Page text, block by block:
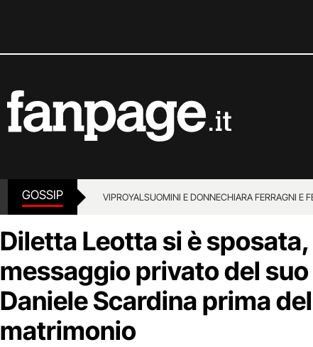
GOSSIP VIPROYALSUOMINI E DONNECHIARA FERRAGNI E
Diletta Leotta si è
messaggio privato del suo
Daniele Scardina prima del
matrimonio